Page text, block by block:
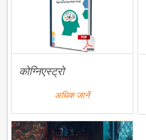
कोग्निएस्ट्रो
अधिक जानें